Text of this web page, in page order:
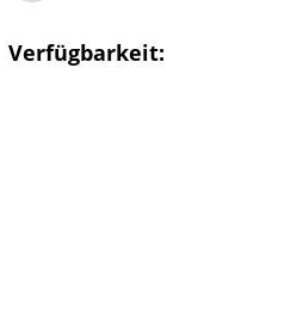
Verfügbarkeit: